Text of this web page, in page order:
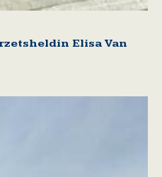
Elisa Van